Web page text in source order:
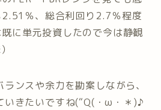
％、総合利回り2.7％程度
に単元投資したので今は静観
ンスや余力を勘案しながら、
いきたいですね(“Q(・ω・＊)♪